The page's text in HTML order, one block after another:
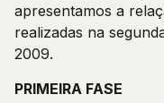
apresentamos a
realizadas na
2009.
PRIMEIRA FASE